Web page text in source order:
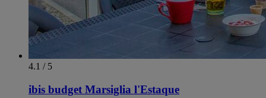
4.1 / 5
ibis budget Marsiglia l'Estaque